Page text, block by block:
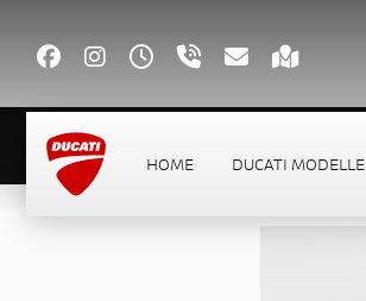
HOME DUCATI MODELLE